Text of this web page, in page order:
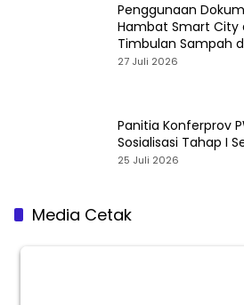
Penggunaan
Hambat Smart City
Timbulan Sampah
27 Juli 2026
Panitia Konferprov
Sosialisasi Tahap I
25 Juli 2026
Media Cetak